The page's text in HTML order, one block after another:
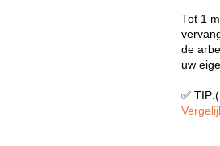
Tot 1
de
uw
✅